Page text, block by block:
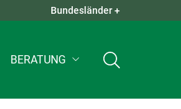
QUICK LINKS +
Bundesländer +
BERATUNG